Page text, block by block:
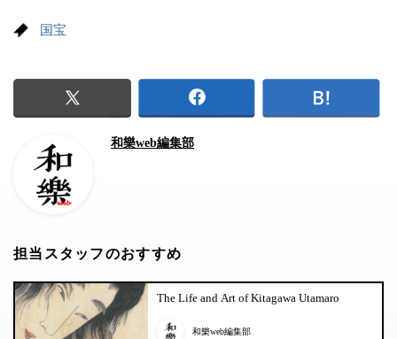
国宝
和樂web編集部
担当スタッフのおすすめ
The Life and Art of Kitagawa Utamaro
和樂web編集部